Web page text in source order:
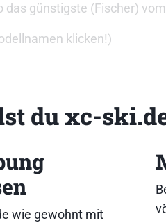
günstigste (Fischer)
klicken!)
80
du xc-
wie gewohnt mit